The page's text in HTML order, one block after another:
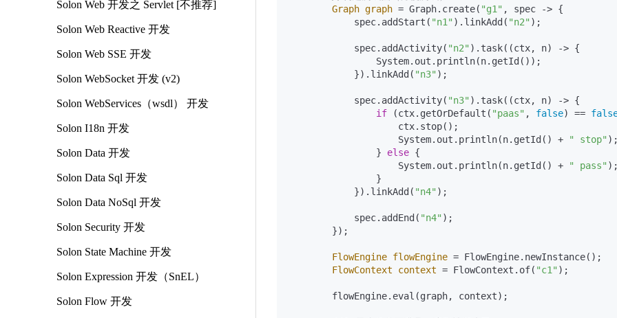
Solon Web 开发之 Servlet [不推荐]
Solon Web Reactive 开发
Solon Web SSE 开发
Solon WebSocket 开发 (v2)
Solon WebServices（wsdl） 开发
Solon I18n 开发
Solon Data 开发
Solon Data Sql 开发
Solon Data NoSql 开发
Solon Security 开发
Solon State Machine 开发
Solon Expression 开发（SnEL）
Solon Flow 开发
Graph graph = Graph.create( "g1" , spec -> {
            spec.addStart(
"n1" ).linkAdd( "n2" );
            spec.addActivity(
"n2" ).task((ctx, n) -> {
                System.out.println(n.getId());
            }).linkAdd(
"n3" );
            spec.addActivity(
"n3" ).task((ctx, n) -> {
if (ctx.getOrDefault( "paas" , false) ==
                    ctx.stop();
                    System.out.println(n.getId() +
" stop" );
                }
else {
                    System.out.println(n.getId() +
" pass" );
                }
            }).linkAdd(
"n4" );
            spec.addEnd(
"n4" );
        });
FlowEngine flowEngine = FlowEngine.newInstance();
FlowContext
context = FlowContext.of( "c1" );
        flowEngine.eval(graph, context);